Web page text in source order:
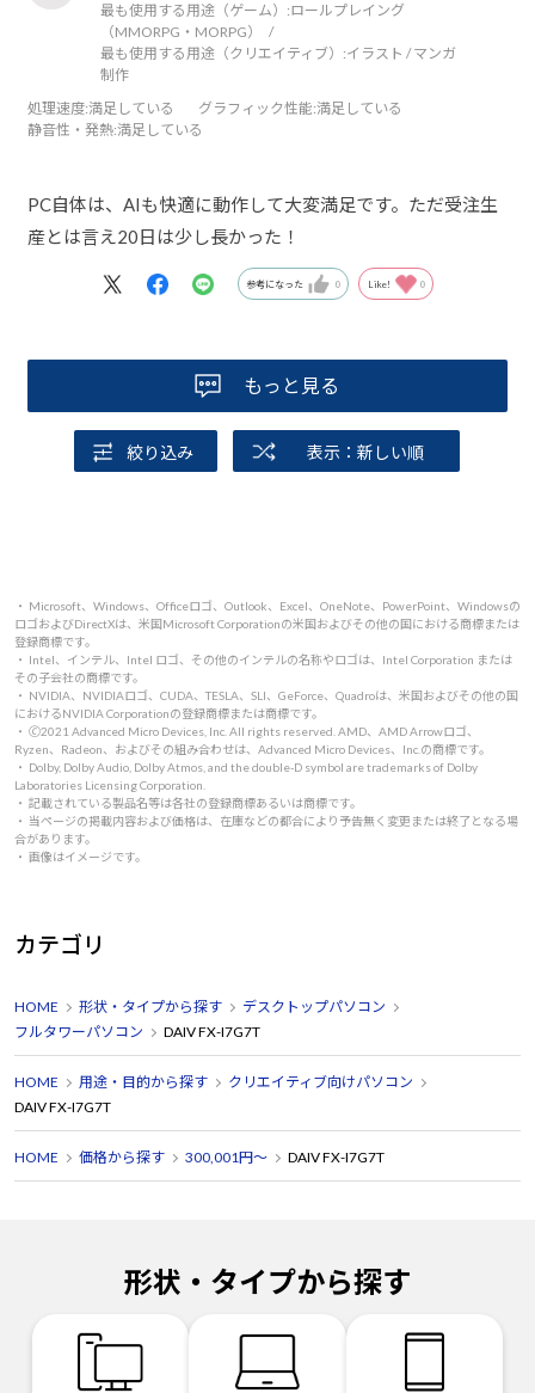
最も使用する用途（ゲーム）:ロールプレイング
（MMORPG・MORPG）
最も使用する用途（クリエイティブ）:イラスト / マンガ
制作
処理速度:満足している グラフィック性能:満足している
静音性・発熱:満足している
PC自体は、AIも快適に動作して大変満足です。ただ受注生
産とは言え20日は少し長かった！
参考になった 0 Like! 0
もっと見る
絞り込み 表示：新しい順
・ Microsoft、Windows、Officeロゴ、Outlook、Excel、OneNote、PowerPoint、Windowsの
ロゴおよびDirectXは、米国Microsoft Corporationの米国およびその他の国における商標または
登録商標です。
・ Intel、インテル、Intel ロゴ、その他のインテルの名称やロゴは、Intel Corporation または
その子会社の商標です。
・ NVIDIA、NVIDIAロゴ、CUDA、TESLA、SLI、GeForce、Quadroは、米国およびその他の国
におけるNVIDIA Corporationの登録商標または商標です。
・ 🄫2021 Advanced Micro Devices, Inc. All rights reserved. AMD、AMD Arrowロゴ、
Ryzen、Radeon、およびその組み合わせは、Advanced Micro Devices、Inc.の商標です。
・ Dolby, Dolby Audio, Dolby Atmos, and the double-D symbol are trademarks of Dolby
Laboratories Licensing Corporation.
・ 記載されている製品名等は各社の登録商標あるいは商標です。
・ 当ページの掲載内容および価格は、在庫などの都合により予告無く変更または終了となる場
合があります。
・ 画像はイメージです。
カテゴリ
HOME 形状・タイプから探す
デスクトップパソコン
フルタワーパソコン
DAIV FX-I7G7T
HOME 用途・目的から探す
クリエイティブ向けパソコン
DAIV FX-I7G7T
HOME 価格から探す 300,001円～ DAIV FX-I7G7T
形状・タイプから探す